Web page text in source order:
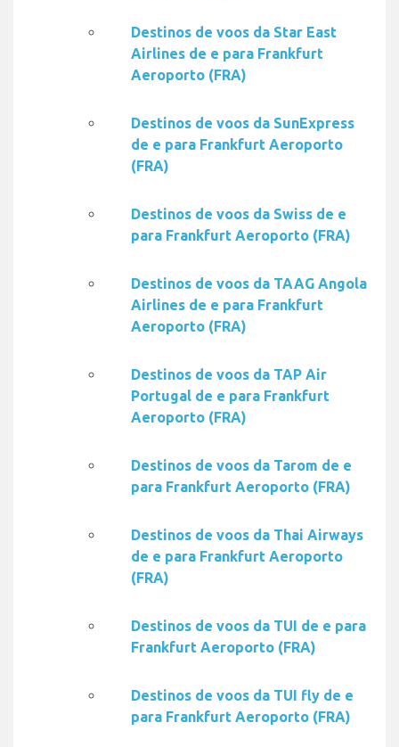
Destinos de voos da Star East
Airlines de e para Frankfurt
Aeroporto (FRA)
Destinos de voos da SunExpress
de e para Frankfurt Aeroporto
(FRA)
Destinos de voos da Swiss de e
para Frankfurt Aeroporto (FRA)
Destinos de voos da TAAG Angola
Airlines de e para Frankfurt
Aeroporto (FRA)
Destinos de voos da TAP Air
Portugal de e para Frankfurt
Aeroporto (FRA)
Destinos de voos da Tarom de e
para Frankfurt Aeroporto (FRA)
Destinos de voos da Thai Airways
de e para Frankfurt Aeroporto
(FRA)
Destinos de voos da TUI de e para
Frankfurt Aeroporto (FRA)
Destinos de voos da TUI fly de e
para Frankfurt Aeroporto (FRA)